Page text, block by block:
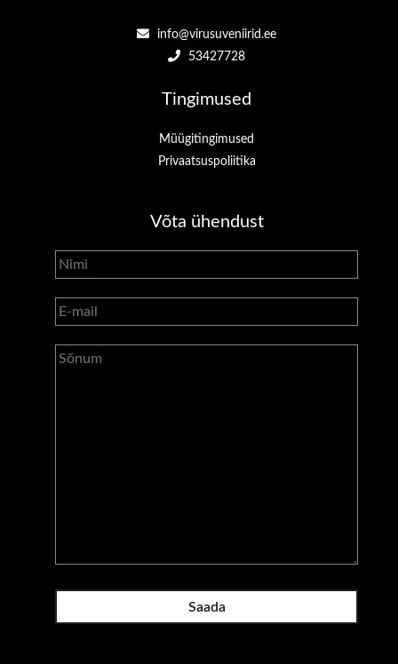
info@virusuveniirid.ee
53427728
Tingimused
Müügitingimused
Privaatsuspoliitika
Võta ühendust